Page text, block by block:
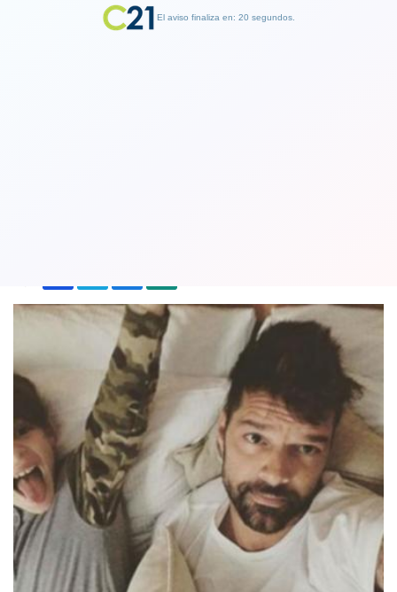
El aviso finaliza en: 19 segundos.